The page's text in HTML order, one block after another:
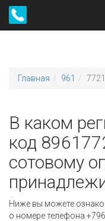
Главная 961 7721
В каком
код
сотовому
Ниже вы можете
о номере телефона